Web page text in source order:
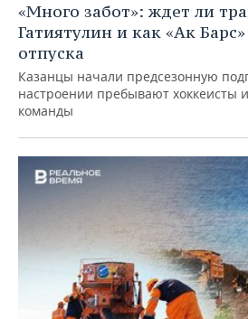
«Много забот»: ждет ли
Гатиятулин и как «Ак
отпуска
Казанцы начали предсезонную
настроении пребывают хоккеисты
команды